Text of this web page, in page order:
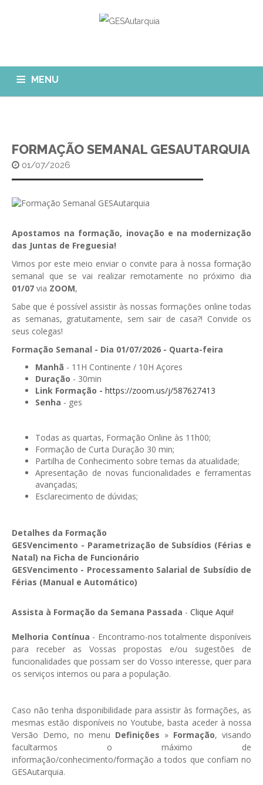
MENU
Quem Somos?
MÓDULOS
GESÁgua
GESCanídeo
GESComunicação
GESDenúncia
GESDocumental
GESElevador
GESEscola
GESFaturação
GESFeira
GESSocial
GESSNC-AP
GESProcesso
GESRecrutamento
GESToponímia
GESVencimento
GESViaturasAbandonadas
FAQ
Custo da Chamada
Eliminar Conta
Submeter SAFT
FORMAÇÃO SEMANAL GESAUTARQUIA
01/07/2026
Apostamos na formação, inovação e na modernização
das Juntas de Freguesia!
Vimos por este meio enviar o convite para à nossa formação
semanal que se vai realizar remotamente no próximo dia
01/07 via ZOOM,
Sabe que é possível assistir às nossas formações online todas
as semanas, gratuitamente, sem sair de casa?! Convide os
seus colegas!
Formação Semanal - Dia 01/07/2026 - Quarta-feira
Manhã - 11H Continente / 10H Açores
Duração - 30min
Link Formação - https://zoom.us/j/587627413
Senha - ges
Todas as quartas, Formação Online às 11h00;
Formação de Curta Duração 30 min;
Partilha de Conhecimento sobre temas da atualidade;
Apresentação de novas funcionalidades e ferramentas
avançadas;
Esclarecimento de dúvidas;
Detalhes da Formação
GESVencimento - Parametrização de Subsídios (Férias e
Natal) na Ficha de Funcionário
GESVencimento - Processamento Salarial de Subsídio de
Férias (Manual e Automático)
Assista à Formação da Semana Passada - Clique Aqui!
Melhoria Contínua - Encontramo-nos totalmente disponíveis
para receber as Vossas propostas e/ou sugestões de
funcionalidades que possam ser do Vosso interesse, quer para
os serviços internos ou para a população.
Caso não tenha disponibilidade para assistir às formações, as
mesmas estão disponíveis no Youtube, basta aceder à nossa
Versão Demo, no menu Definições » Formação, visando
facultarmos o máximo de
informação/conhecimento/formação a todos que confiam no
GESAutarquia.